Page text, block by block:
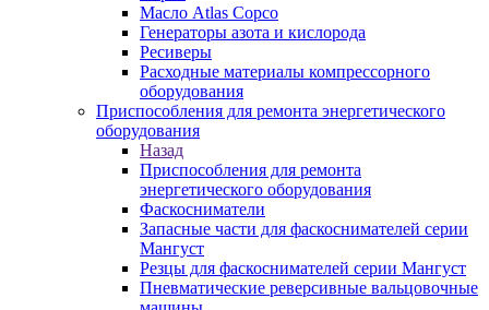
Масло Atlas Copco
Генераторы азота и кислорода
Ресиверы
Расходные материалы компрессорного
оборудования
Приспособления для ремонта энергетического
оборудования
Назад
Приспособления для ремонта
энергетического оборудования
Фаскосниматели
Запасные части для фаскоснимателей серии
Мангуст
Резцы для фаскоснимателей серии Мангуст
Пневматические реверсивные вальцовочные